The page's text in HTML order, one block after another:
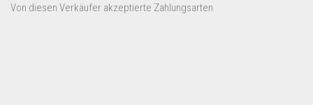
Von diesen Verkäufer akzeptierte Zahlungsarten